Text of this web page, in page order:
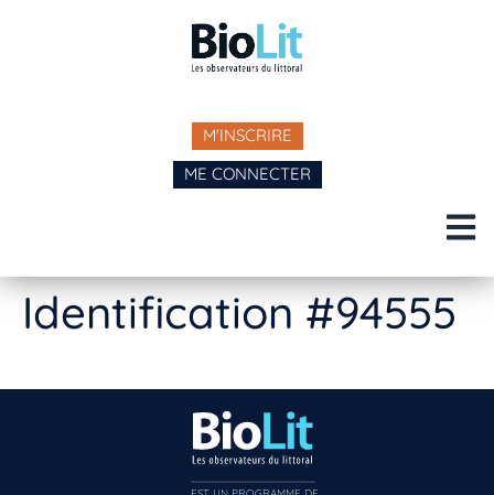
M'INSCRIRE
ME CONNECTER
Identification #94555